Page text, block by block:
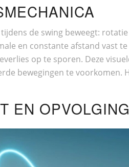
de swing beweegt:
en constante afstand vast
op te sporen. Deze
bewegingen te voorkomen.
EN